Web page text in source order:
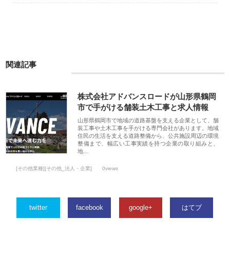
関連記事
株式会社アドバンスロードが山形県鶴岡
市で手がける舗装土木工事と求人情報
山形県鶴岡市で地域の道路基盤を支える企業として、舗
装工事や土木工事を手がける専門会社があります。地域
住民の生活を支える道路整備から、公共施設周辺の環境
整備まで、幅広い工事実績を持つ企業の取り組みと、
地…
[その他業種][その他_法人・企業] 0views
twitter facebook google+ はてブ